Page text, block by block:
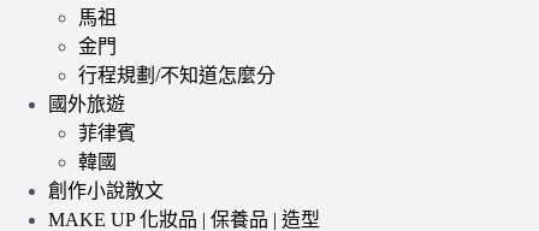
馬祖
金門
行程規劃/不知道怎麼分
國外旅遊
菲律賓
韓國
創作小說散文
MAKE UP 化妝品 | 保養品 | 造型